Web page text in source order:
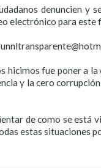
denuncien y
electrónico para este
hicimos fue poner a
y la cero
de como se está
estas situaciones